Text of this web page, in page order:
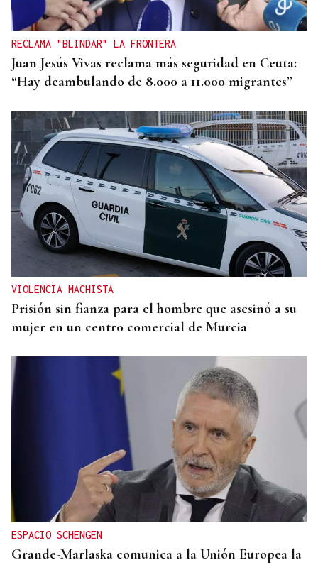
RECLAMA "BLINDAR" LA FRONTERA
Juan Jesús Vivas reclama más seguridad en Ceuta:
“Hay deambulando de 8.000 a 11.000 migrantes”
VIOLENCIA MACHISTA
Prisión sin fianza para el hombre que asesinó a su
mujer en un centro comercial de Murcia
ESPACIO SCHENGEN
Grande-Marlaska comunica a la Unión Europea la